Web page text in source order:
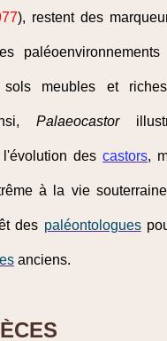
), restent des
sols meubles et
Palaeocastor
l'évolution descastors,
à la vie
des paléontologues
anciens.